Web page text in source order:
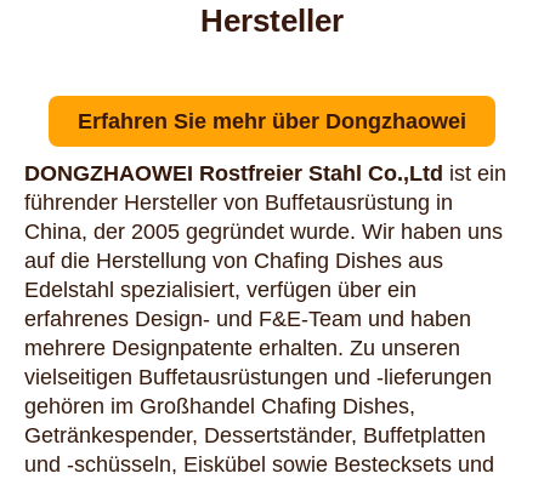
Hersteller
Erfahren Sie mehr über Dongzhaowei
DONGZHAOWEI Rostfreier Stahl Co.,Ltd ist ein
führender Hersteller von Buffetausrüstung in
China, der 2005 gegründet wurde. Wir haben uns
auf die Herstellung von Chafing Dishes aus
Edelstahl spezialisiert, verfügen über ein
erfahrenes Design- und F&E-Team und haben
mehrere Designpatente erhalten. Zu unseren
vielseitigen Buffetausrüstungen und -lieferungen
gehören im Großhandel Chafing Dishes,
Getränkespender, Dessertständer, Buffetplatten
und -schüsseln, Eiskübel sowie Bestecksets und